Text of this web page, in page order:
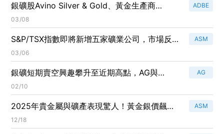
銀礦股Avino Silver & Gold、黃金生產商
Harmony Gold成為強力買進名單，Angel
Studios與Exagen表現不佳！
ADBE
03/08
S&P/TSX指數即將新增五家礦業公司，市場反應
熱烈！
ASM
03/06
銀礦短期賣空興趣攀升至近期高點，AG與
DSVSF見回補！
AG
02/10
2025年貴金屬與礦產表現驚人！黃金銀價飆
漲，投資者爭相搶購
ASM
12/18